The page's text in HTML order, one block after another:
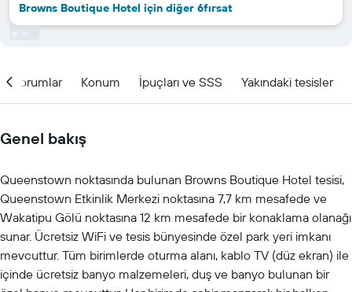
Browns Boutique Hotel için diğer 6fırsat
Yorumlar Konum İpuçları ve SSS Yakındaki tesisler
Genel bakış
Queenstown noktasında bulunan Browns Boutique Hotel tesisi,
Queenstown Etkinlik Merkezi noktasına 7,7 km mesafede ve
Wakatipu Gölü noktasına 12 km mesafede bir konaklama olanağı
sunar. Ücretsiz WiFi ve tesis bünyesinde özel park yeri imkanı
mevcuttur. Tüm birimlerde oturma alanı, kablo TV (düz ekran) ile
içinde ücretsiz banyo malzemeleri, duş ve banyo bulunan bir